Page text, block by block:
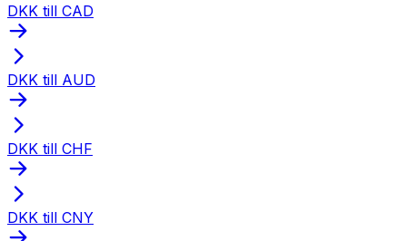
DKK till CAD
DKK till AUD
DKK till CHF
DKK till CNY